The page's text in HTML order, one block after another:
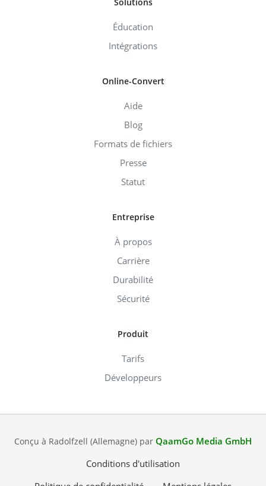
Éducation
Intégrations
Online-Convert
Aide
Blog
Formats de fichiers
Presse
Statut
Entreprise
À propos
Carrière
Durabilité
Sécurité
Produit
Tarifs
Développeurs
Conçu à Radolfzell (Allemagne) par QaamGo Media GmbH
Conditions d'utilisation